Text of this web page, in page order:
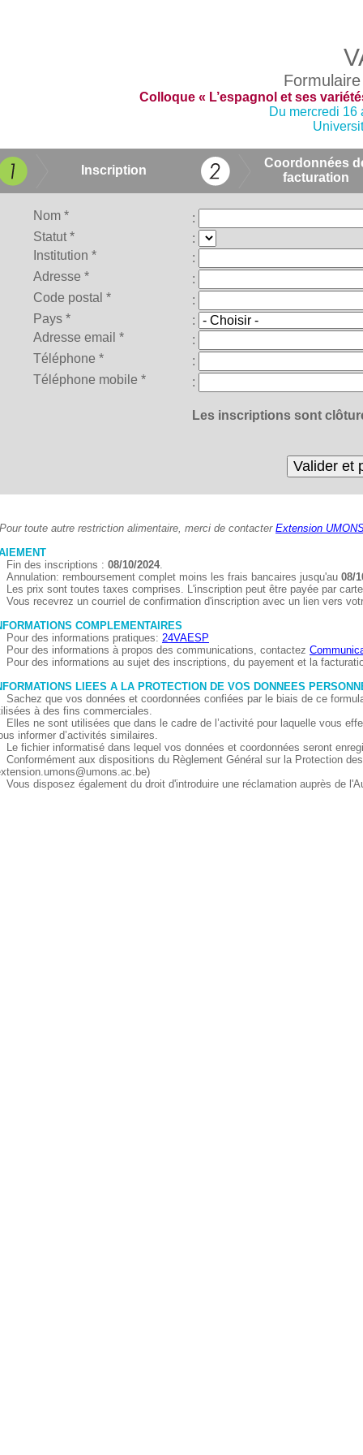
Colloque « L’espagnol et ses
Du mercredi 16
Inscription
Coordonnées
facturation
Nom *
:
Statut *
:
Institution *
:
Adresse *
:
Code postal *
:
Pays *
:
Adresse email *
:
Téléphone *
:
Téléphone mobile *
:
Les inscriptions sont
toute autre restriction alimentaire, merci de contacter Extension
Fin des inscriptions : 08/10/2024.
Annulation: remboursement complet moins les frais bancaires jusqu'au 08/
Les prix sont toutes taxes comprises. L'inscription peut être payée par
Vous recevrez un courriel de confirmation d'inscription avec un lien vers
COMPLEMENTAIRES
Pour des informations pratiques: 24VAESP
Pour des informations à propos des communications, contactez
Pour des informations au sujet des inscriptions, du payement et la
LIEES A LA PROTECTION DE VOS DONNEES
Sachez que vos données et coordonnées confiées par le biais de ce
à des fins commerciales.
Elles ne sont utilisées que dans le cadre de l’activité pour laquelle vous
informer d’activités similaires.
Le fichier informatisé dans lequel vos données et coordonnées seront
Conformément aux dispositions du Règlement Général sur la Protection
Vous disposez également du droit d'introduire une réclamation auprès de